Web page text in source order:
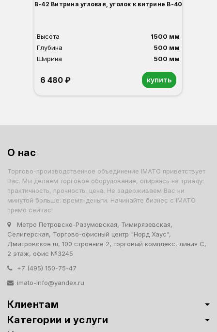
В-42 Витрина угловая, уголок к витрине В-40
Высота
1500 мм
Глубина
500 мм
Ширина
500 мм
6 480 ₽ купить
О нас
Торгово-производственное объединение IMATO приветствует
Вас. Мы делаем торговое оборудование, опираясь на триаду:
практичность, прочность, цена. Не задерживаем Вас ни
минутой больше: время-деньги. Начинайте бизнес с IMATO
прямо сейчас!
Метро Петровско-Разумовская, Тимирязевская,
Селигерская, Торгово-офисный центр "Норд Хаус",
Дмитровское ш, 100 строение 2, торговый комплекс, линия С,
2 этаж, офис №3245
+7 (495) 150-75-47
imato-info@yandex.ru
Клиентам
Категории и услуги